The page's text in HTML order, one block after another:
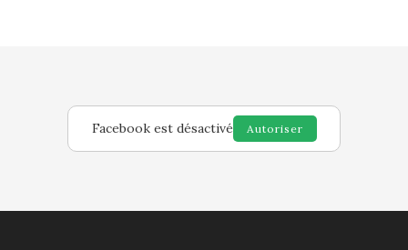
Facebook est désactivé Autoriser